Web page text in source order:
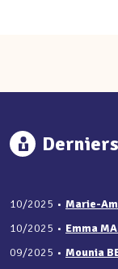
10/2025 • Marie-
10/2025 • Emma
09/2025 • Mounia